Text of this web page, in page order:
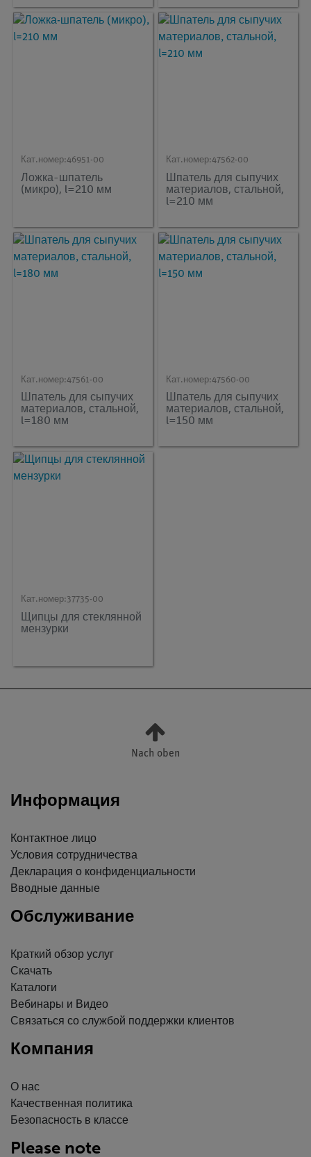
Кат.номер:46951-00
Ложка-шпатель
(микро), l=210 мм
Кат.номер:47562-00
Шпатель для сыпучих
материалов, стальной,
l=210 мм
Кат.номер:47561-00
Шпатель для сыпучих
материалов, стальной,
l=180 мм
Кат.номер:47560-00
Шпатель для сыпучих
материалов, стальной,
l=150 мм
Кат.номер:37735-00
Щипцы для стеклянной
мензурки
Nach oben
Информация
Контактное лицо
Условия сотрудничества
Декларация о конфиденциальности
Вводные данные
Обслуживание
Краткий обзор услуг
Скачать
Каталоги
Вебинары и Видео
Связаться со службой поддержки клиентов
Компания
О нас
Качественная политика
Безопасность в классе
Please note